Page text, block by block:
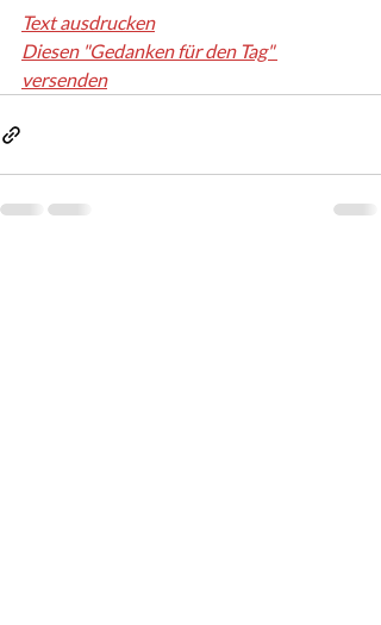
Text ausdrucken
Diesen "Gedanken für den Tag"
versenden